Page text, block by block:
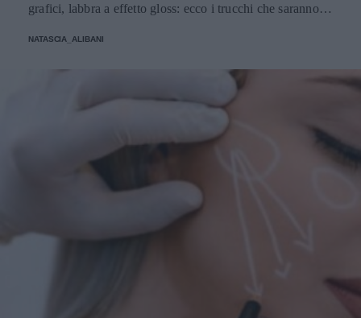
grafici, labbra a effetto gloss: ecco i trucchi che saranno
NATASCIA_ALIBANI